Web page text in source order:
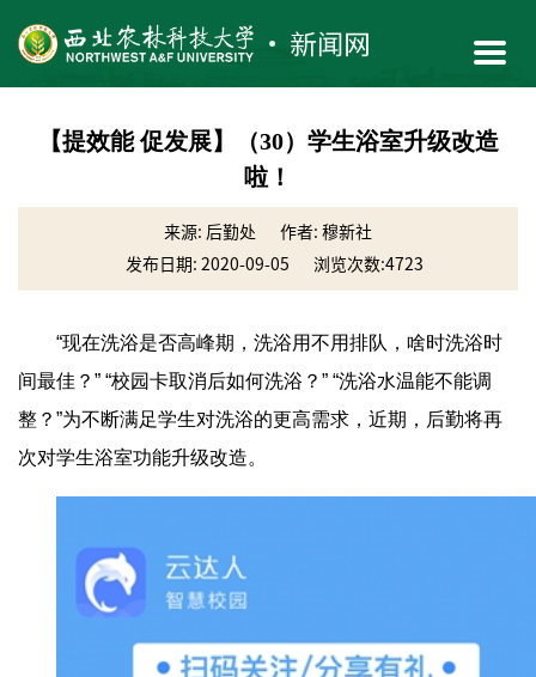
【提效能 促发展】（30）学生浴室升级改造
啦！
来源: 后勤处
作者: 穆新社
发布日期: 2020-09-05
浏览次数:4723
“现在洗浴是否高峰期，洗浴用不用排队，啥时洗浴时
间最佳？” “校园卡取消后如何洗浴？” “洗浴水温能不能调
整？”为不断满足学生对洗浴的更高需求，近期，后勤将再
次对学生浴室功能升级改造。